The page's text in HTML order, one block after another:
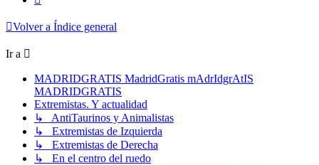
Volver a Índice general
Ir a
MADRIDGRATIS MadridGratis mAdrIdgrAtIS
MADRIDGRATIS
Extremistas. Y actualidad
↳ AntiTaurinos y Animalistas
↳ Extremistas de Izquierda
↳ Extremistas de Derecha
↳ En el centro del ruedo